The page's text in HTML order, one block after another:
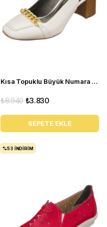
Kısa Topuklu Büyük Numara Kadın Stiletto LTF00161 Beyaz
₺3.830
₺8.940
SEPETE EKLE
%53 İNDIRIM